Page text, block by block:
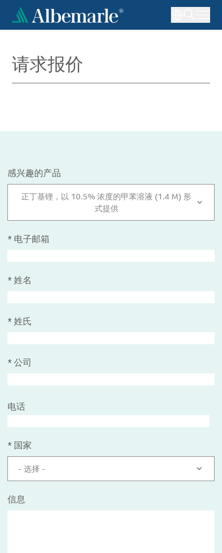
到
请求报价
感兴趣的产品
正丁基锂，以 10.5% 浓度的甲苯溶液 (1.4 M) 形
式提供
* 电子邮箱
* 姓名
* 姓氏
* 公司
电话
* 国家
- 选择 -
信息